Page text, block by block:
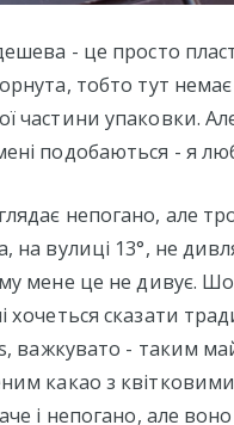
- це просто
тобто тут
частини упаковки.
подобаються - я
непогано, але
на вулиці 13°, не
мене це не дивує.
хочеться сказати
важкувато - таким
какао з
і непогано, але